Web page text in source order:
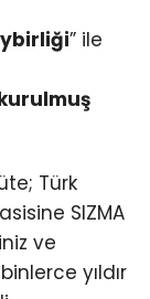
” ile
Türk
SIZMA
ve
yıldır